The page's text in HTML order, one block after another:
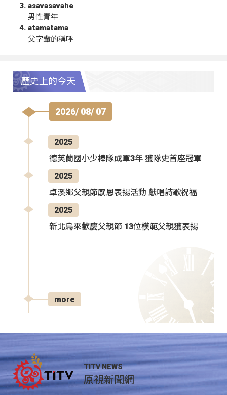
asavasavahe
男性青年
atamatama
父字輩的稱呼
歷史上的今天
2026/ 08/ 07
2025
德芙蘭國小少棒隊成軍3年 獲隊史首座冠軍
2025
卓溪鄉父親節感恩表揚活動 獻唱詩歌祝福
2025
新北烏來歡慶父親節 13位模範父親獲表揚
more
TITV NEWS
原視新聞網